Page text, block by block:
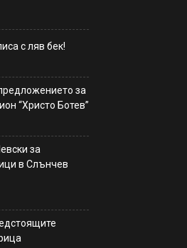
с ляв бек!
за
“Христо Ботев”
за
в Слънчев